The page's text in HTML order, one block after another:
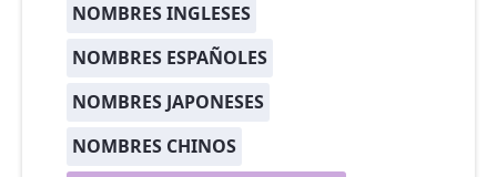
NOMBRES INGLESES
NOMBRES ESPAÑOLES
NOMBRES JAPONESES
NOMBRES CHINOS